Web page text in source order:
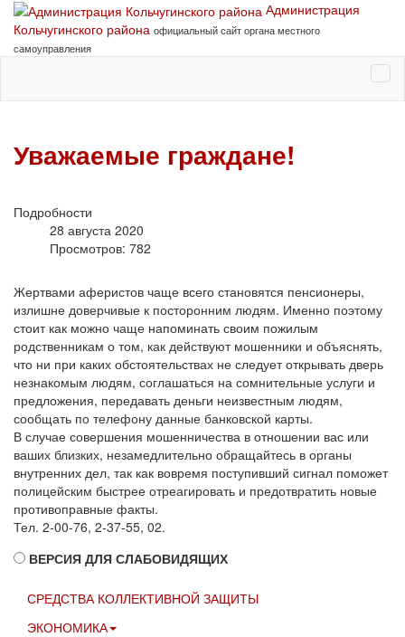
Администрация
Кольчугинского района официальный сайт органа местного
самоуправления
Уважаемые граждане!
Подробности
28 августа 2020
Просмотров: 782
Жертвами аферистов чаще всего становятся пенсионеры,
излишне доверчивые к посторонним людям. Именно поэтому
стоит как можно чаще напоминать своим пожилым
родственникам о том, как действуют мошенники и объяснять,
что ни при каких обстоятельствах не следует открывать дверь
незнакомым людям, соглашаться на сомнительные услуги и
предложения, передавать деньги неизвестным людям,
сообщать по телефону данные банковской карты.
В случае совершения мошенничества в отношении вас или
ваших близких, незамедлительно обращайтесь в органы
внутренних дел, так как вовремя поступивший сигнал поможет
полицейским быстрее отреагировать и предотвратить новые
противоправные факты.
Тел. 2-00-76, 2-37-55, 02.
ВЕРСИЯ ДЛЯ СЛАБОВИДЯЩИХ
СРЕДСТВА КОЛЛЕКТИВНОЙ ЗАЩИТЫ
ЭКОНОМИКА